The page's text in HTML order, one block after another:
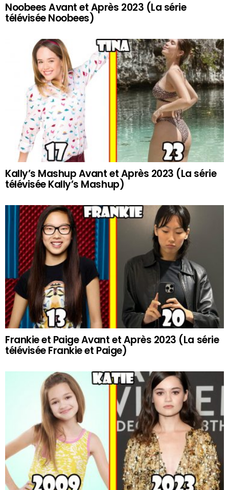
Noobees Avant et Après 2023 (La série
télévisée Noobees)
Kally’s Mashup Avant et Après 2023 (La série
télévisée Kally’s Mashup)
Frankie et Paige Avant et Après 2023 (La série
télévisée Frankie et Paige)